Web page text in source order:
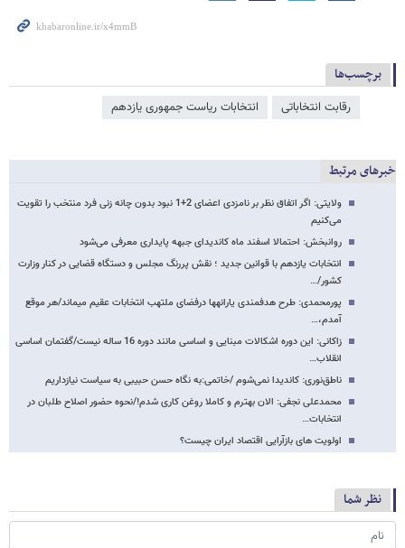
برچسب‌ها
رقابت انتخاباتی انتخابات ریاست جمهوری یازدهم
خبرهای مرتبط
ولایتی: اگر اتفاق نظر بر نامزدی اعضای 2+1 نبود بدون چانه زنی فرد منتخب را تقویت
می‌کنیم
روانبخش: احتمالا اسفند ماه کاندیدای جبهه پایداری معرفی می‌شود
انتخابات یازدهم با قوانین جدید ؛ نقش پررنگ مجلس و دستگاه قضایی در کنار وزارت
کشور/…
پورمحمدی: طرح هدفمندی یارانه​ها درفضای ملتهب انتخابات عقیم می​ماند/هر موقع
آمدم،…
زاکانی: این دوره اشکالات مبنایی و اساسی مانند دوره 16 ساله نیست/گفتمان اساسی
انقلاب…
ناطق‌نوری: کاندیدا نمی‌شوم /خاتمی:به نگاه حسن حبیبی به سیاست نیازداریم
محمدعلی نجفی: الان بهترم و کاملا روغن‌ کاری شدم!/نحوه حضور اصلاح طلبان در
انتخابات…
اولویت های بازآرایی اقتصاد ایران چیست؟
نظر شما